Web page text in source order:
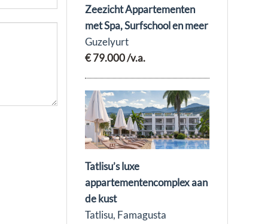
Zeezicht Appartementen
met Spa, Surfschool en meer
Guzelyurt
€ 79.000/v.a.
Tatlisu’s luxe
appartementencomplex aan
de kust
Tatlisu, Famagusta